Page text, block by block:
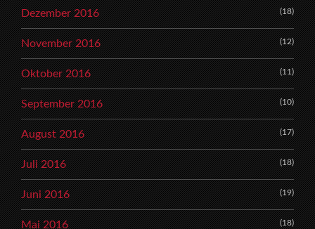
Dezember 2016 (18)
November 2016 (12)
Oktober 2016 (11)
September 2016 (10)
August 2016 (17)
Juli 2016 (18)
Juni 2016 (19)
Mai 2016 (18)